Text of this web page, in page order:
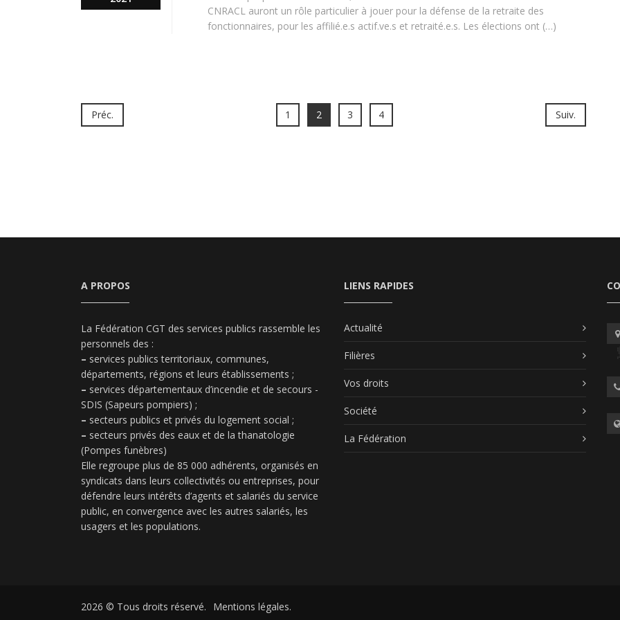
CNRACL auront un rôle particulier à jouer pour la défense de la retraite des
fonctionnaires, pour les affilié.e.s actif.ve.s et retraité.e.s. Les élections ont (…)
Préc. 1 2 3 4 Suiv.
A PROPOS
La Fédération CGT des services publics rassemble les
personnels des :
– services publics territoriaux, communes,
départements, régions et leurs établissements ;
– services départementaux d’incendie et de secours -
SDIS (Sapeurs pompiers) ;
– secteurs publics et privés du logement social ;
– secteurs privés des eaux et de la thanatologie
(Pompes funèbres)
Elle regroupe plus de 85 000 adhérents, organisés en
syndicats dans leurs collectivités ou entreprises, pour
défendre leurs intérêts d’agents et salariés du service
public, en convergence avec les autres salariés, les
usagers et les populations.
LIENS RAPIDES
Actualité
Filières
Vos droits
Société
La Fédération
2026 © Tous droits réservé. Mentions légales.